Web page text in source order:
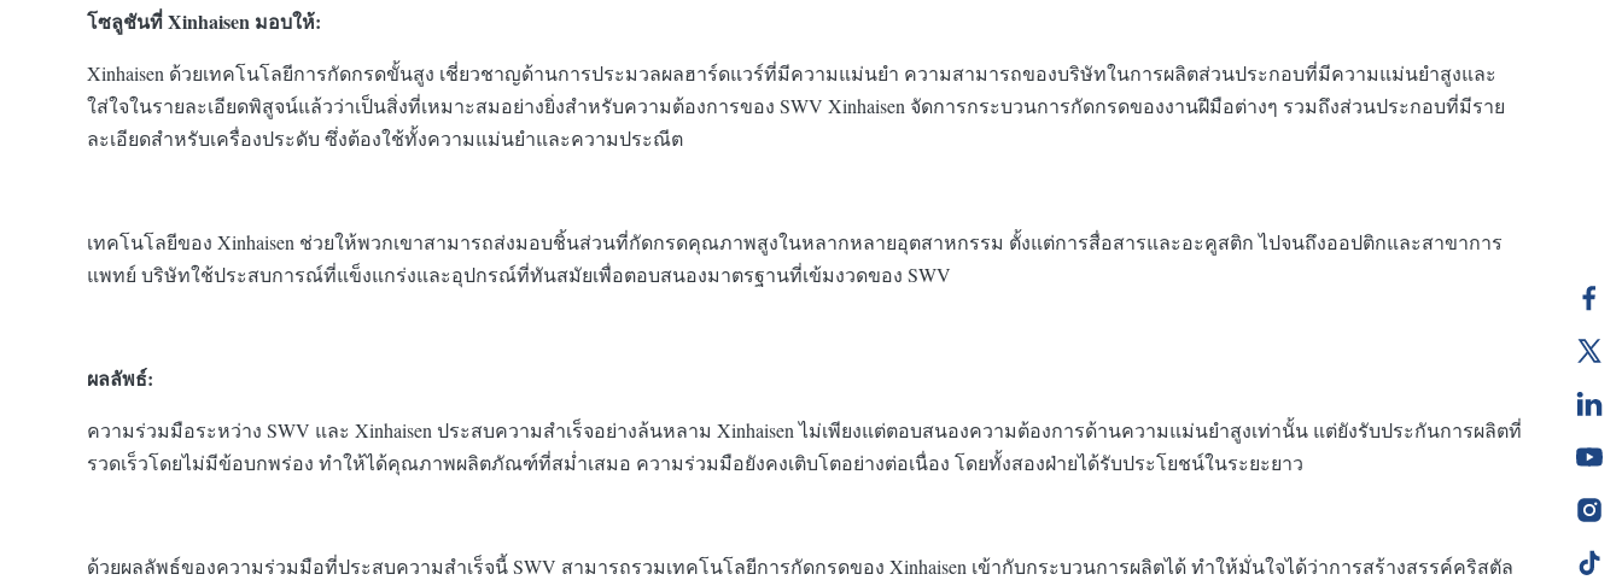
โซลูชันที่ Xinhaisen มอบให้:
Xinhaisen ด้วยเทคโนโลยีการกัดกรดขั้นสูง เชี่ยวชาญด้านการประมวลผลฮาร์ดแวร์ที่มีความแม่นยำ ความสามารถของบริษัทในการผลิตส่วนประกอบที่มีความแม่นยำสูงและ
ใส่ใจในรายละเอียดพิสูจน์แล้วว่าเป็นสิ่งที่เหมาะสมอย่างยิ่งสำหรับความต้องการของ SWV Xinhaisen จัดการกระบวนการกัดกรดของงานฝีมือต่างๆ รวมถึงส่วนประกอบที่มีราย
ละเอียดสำหรับเครื่องประดับ ซึ่งต้องใช้ทั้งความแม่นยำและความประณีต
เทคโนโลยีของ Xinhaisen ช่วยให้พวกเขาสามารถส่งมอบชิ้นส่วนที่กัดกรดคุณภาพสูงในหลากหลายอุตสาหกรรม ตั้งแต่การสื่อสารและอะคูสติก ไปจนถึงออปติกและสาขาการ
แพทย์ บริษัทใช้ประสบการณ์ที่แข็งแกร่งและอุปกรณ์ที่ทันสมัยเพื่อตอบสนองมาตรฐานที่เข้มงวดของ SWV
ผลลัพธ์:
ความร่วมมือระหว่าง SWV และ Xinhaisen ประสบความสำเร็จอย่างล้นหลาม Xinhaisen ไม่เพียงแต่ตอบสนองความต้องการด้านความแม่นยำสูงเท่านั้น แต่ยังรับประกันการผลิตที่
รวดเร็วโดยไม่มีข้อบกพร่อง ทำให้ได้คุณภาพผลิตภัณฑ์ที่สม่ำเสมอ ความร่วมมือยังคงเติบโตอย่างต่อเนื่อง โดยทั้งสองฝ่ายได้รับประโยชน์ในระยะยาว
ด้วยผลลัพธ์ของความร่วมมือที่ประสบความสำเร็จนี้ SWV สามารถรวมเทคโนโลยีการกัดกรดของ Xinhaisen เข้ากับกระบวนการผลิตได้ ทำให้มั่นใจได้ว่าการสร้างสรรค์คริสตัล